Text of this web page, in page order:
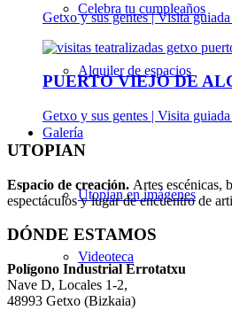
Celebra tu cumpleaños
Alquiler de espacios
Galería
Utopian en imágenes
Videoteca
Getxo y sus gentes | Visita
PUERTO VIEJO DE
Getxo y sus gentes | Visita
UTOPIAN
Espacio de creación. Artes escénicas,
espectáculos y lugar de encuentro de
DÓNDE ESTAMOS
Polígono Industrial Errotatxu
Nave D, Locales 1-2,
48993 Getxo (Bizkaia)